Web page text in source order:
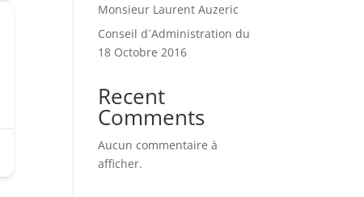
Monsieur Laurent Auzeric
Conseil d´Administration du
18 Octobre 2016
Recent
Comments
Aucun commentaire à
afficher.